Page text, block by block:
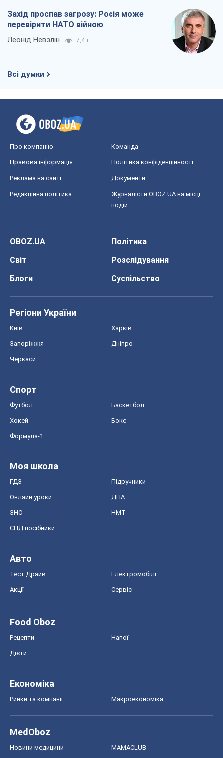
Захід проспав загрозу: Росія може
перевірити НАТО війною
Леонід Невзлін 7,4 т.
Всі думки
Про компанію Команда
Правова інформація Політика конфіденційності
Реклама на сайті Документи
Редакційна політика
Журналісти OBOZ.UA на місці
подій
OBOZ.UA
Політика
Світ
Розслідування
Блоги
Суспільство
Регіони України
Київ Харків
Запоріжжя Дніпро
Черкаси
Спорт
Футбол Баскетбол
Хокей Бокс
Формула-1
Моя школа
ГДЗ Підручники
Онлайн уроки ДПА
ЗНО НМТ
СНД посібники
Авто
Тест Драйв Електромобілі
Акції Сервіс
Food Oboz
Рецепти Напої
Дієти
Економіка
Ринки та компанії Макроекономіка
MedOboz
Новини медицини MAMACLUB